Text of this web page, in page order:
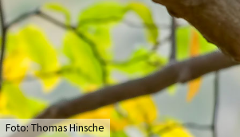
Foto: Thomas Hinsche